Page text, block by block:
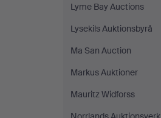
Lyme Bay Auctions
Lysekils Auktionsbyrå
Ma San Auction
Markus Auktioner
Mauritz Widforss